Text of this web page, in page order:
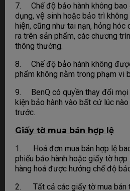
7. Chế độ bảo hành không
dụng, vệ sinh hoặc bảo trì
hiện, cũng như tai nạn, hỏng hóc
ra trên sản phẩm, các chương
thông thường.
8. Chế độ bảo hành không
phẩm không nằm trong phạm vi
9. BenQ có quyền thay đổi mọi
kiện bảo hành vào bất cứ lúc
trước.
Giấy tờ mua bán hợp lệ
1. Hoá đơn mua bán hợp lệ
phiếu bảo hành hoặc giấy tờ
hàng hoá được hưởng chế độ
2. Tất cả các giấy tờ mua bán